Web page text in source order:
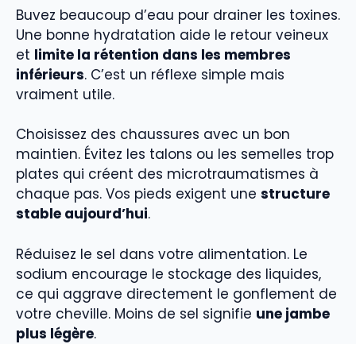
Buvez beaucoup d’eau pour drainer les toxines.
Une bonne hydratation aide le retour veineux
et limite la rétention dans les membres
inférieurs. C’est un réflexe simple mais
vraiment utile.
Choisissez des chaussures avec un bon
maintien. Évitez les talons ou les semelles trop
plates qui créent des microtraumatismes à
chaque pas. Vos pieds exigent une structure
stable aujourd’hui.
Réduisez le sel dans votre alimentation. Le
sodium encourage le stockage des liquides,
ce qui aggrave directement le gonflement de
votre cheville. Moins de sel signifie une jambe
plus légère.